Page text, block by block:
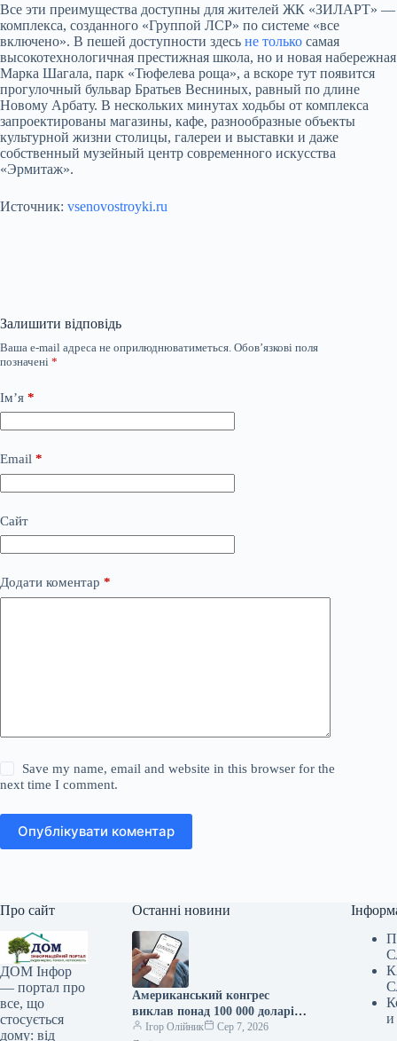
Все эти преимущества доступны для жителей ЖК «ЗИЛАРТ» —
комплекса, созданного «Группой ЛСР» по системе «все
включено». В пешей доступности здесь не только самая
высокотехнологичная престижная школа, но и новая набережная
Марка Шагала, парк «Тюфелева роща», а вскоре тут появится
прогулочный бульвар Братьев Весниных, равный по длине
Новому Арбату. В нескольких минутах ходьбы от комплекса
запроектированы магазины, кафе, разнообразные объекты
культурной жизни столицы, галереи и выставки и даже
собственный музейный центр современного искусства
«Эрмитаж».
Источник: vsenovostroyki.ru
Залишити відповідь
Ваша e-mail адреса не оприлюднюватиметься. Обов’язкові поля
позначені *
Ім’я *
Email *
Сайт
Додати коментар *
Save my name, email and website in this browser for the
next time I comment.
Опублікувати коментар
Про сайт
ДОМ Інфор
— портал про
все, що
стосується
дому: від
Останні новини
Американський конгрес
виклав понад 100 000 доларів
на ChatGPT.
Ігор Олійник
Сер 7, 2026
и